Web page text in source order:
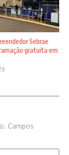
Sebrae
gratuita em
Campos